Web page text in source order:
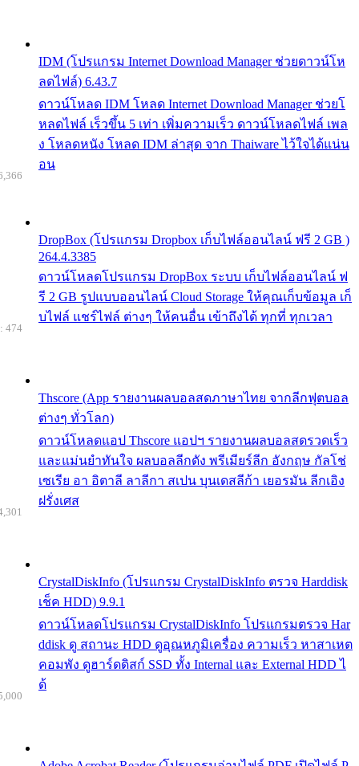
IDM (โปรแกรม Internet Download Manager ช่วยดาวน์โห
ลดไฟล์) 6.43.7
ดาวน์โหลด IDM โหลด Internet Download Manager ช่วยโ
หลดไฟล์ เร็วขึ้น 5 เท่า เพิ่มความเร็ว ดาวน์โหลดไฟล์ เพล
ง โหลดหนัง โหลด IDM ล่าสุด จาก Thaiware ไว้ใจได้แน่น
อน
DropBox (โปรแกรม Dropbox เก็บไฟล์ออนไลน์ ฟรี 2 GB )
264.4.3385
ดาวน์โหลดโปรแกรม DropBox ระบบ เก็บไฟล์ออนไลน์ ฟ
รี 2 GB รูปแบบออนไลน์ Cloud Storage ให้คุณเก็บข้อมูล เก็
บไฟล์ แชร์ไฟล์ ต่างๆ ให้คนอื่น เข้าถึงได้ ทุกที่ ทุกเวลา
Thscore (App รายงานผลบอลสดภาษาไทย จากลีกฟุตบอล
ต่างๆ ทั่วโลก)
ดาวน์โหลดแอป Thscore แอปฯ รายงานผลบอลสดรวดเร็ว
และแม่นยำทันใจ ผลบอลลีกดัง พรีเมียร์ลีก อังกฤษ กัลโช่
เซเรีย อา อิตาลี ลาลีกา สเปน บุนเดสลีก้า เยอรมัน ลีกเอิง
ฝรั่งเศส
474
CrystalDiskInfo (โปรแกรม CrystalDiskInfo ตรวจ Harddisk
เช็ค HDD) 9.9.1
ดาวน์โหลดโปรแกรม CrystalDiskInfo โปรแกรมตรวจ Har
ddisk ดู สถานะ HDD ดูอุณหภูมิเครื่อง ความเร็ว หาสาเหต
คอมพัง ดูฮาร์ดดิสก์ SSD ทั้ง Internal และ External HDD ไ
ด้